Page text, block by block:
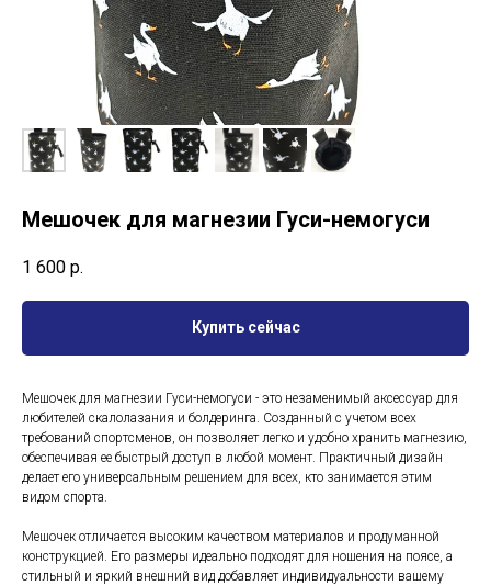
Мешочек для магнезии Гуси-немогуси
1 600 р.
Купить сейчас
Мешочек для магнезии Гуси-немогуси - это незаменимый аксессуар для
любителей скалолазания и болдеринга. Созданный с учетом всех
требований спортсменов, он позволяет легко и удобно хранить магнезию,
обеспечивая ее быстрый доступ в любой момент. Практичный дизайн
делает его универсальным решением для всех, кто занимается этим
видом спорта.
Мешочек отличается высоким качеством материалов и продуманной
конструкцией. Его размеры идеально подходят для ношения на поясе, а
стильный и яркий внешний вид добавляет индивидуальности вашему